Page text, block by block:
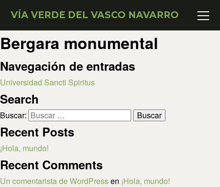
VÍA VERDE DEL VASCO NAVARRO
Bergara monumental
Navegación de entradas
Universidad Sancti Spiritus
Search
Buscar:
Recent Posts
¡Hola, mundo!
Recent Comments
Un comentarista de WordPressen ¡Hola, mundo!